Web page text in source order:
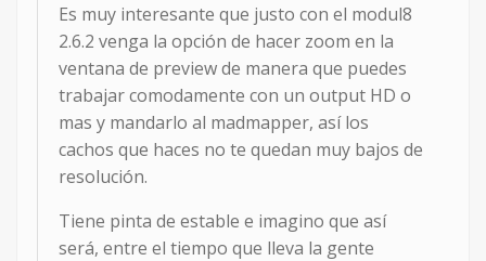
Es muy interesante que justo con el modul8
2.6.2 venga la opción de hacer zoom en la
ventana de preview de manera que puedes
trabajar comodamente con un output HD o
mas y mandarlo al madmapper, así los
cachos que haces no te quedan muy bajos de
resolución.
Tiene pinta de estable e imagino que así
será, entre el tiempo que lleva la gente